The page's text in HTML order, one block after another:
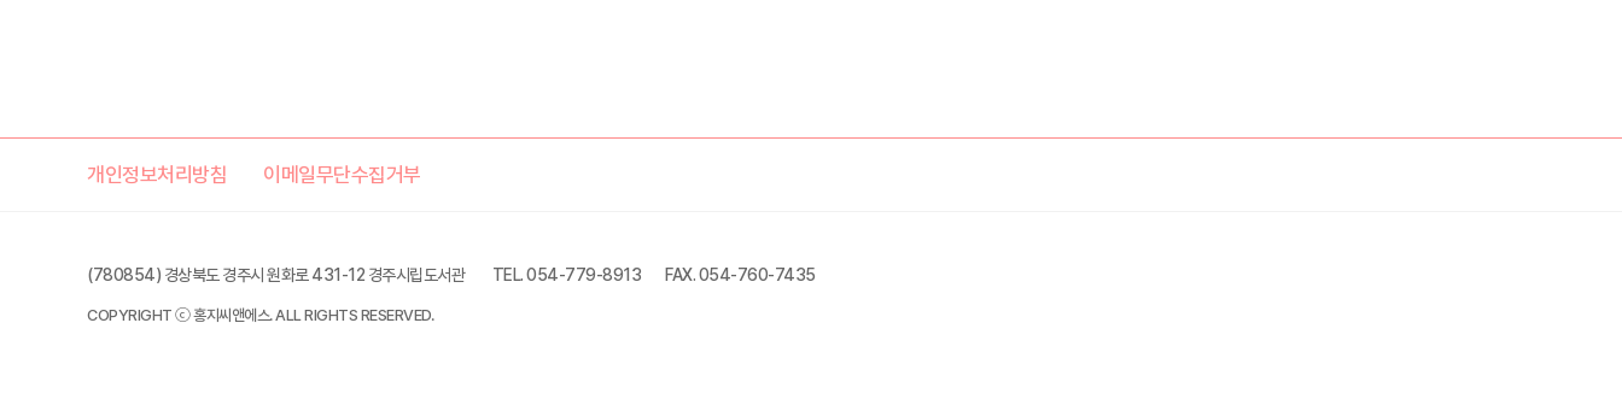
개인정보처리방침 이메일무단수집거부
(780854) 경상북도 경주시 원화로 431-12 경주시립도서관 TEL. 054-779-8913 FAX. 054-760-7435
COPYRIGHT ⓒ 홍지씨앤에스. ALL RIGHTS RESERVED.